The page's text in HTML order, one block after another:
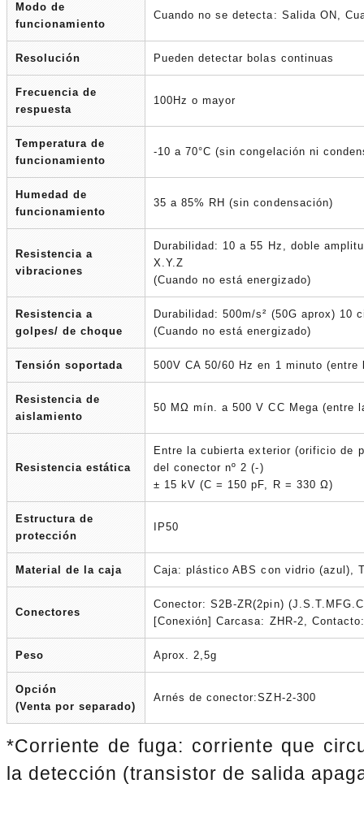
Modo de
funcionamiento
Cuando no se detecta: Salida ON,
Resolución Pueden detectar bolas continuas
Frecuencia de
respuesta
100Hz o mayor
Temperatura de
funcionamiento
-10 a 70°C (sin congelación ni
Humedad de
funcionamiento
35 a 85% RH (sin condensación)
Resistencia a
vibraciones
Durabilidad: 10 a 55 Hz, doble
X.Y.Z
(Cuando no está energizado)
Resistencia a
golpes/ de choque
Durabilidad: 500m/s² (50G aprox) 10
(Cuando no está energizado)
Tensión soportada 500V CA 50/60 Hz en 1 minuto
Resistencia de
aislamiento
50 MΩ mín. a 500 V CC Mega (entre
Resistencia estática
Entre la cubierta exterior (orificio de
del conector nº 2 (-)
± 15 kV (C = 150 pF, R = 330 Ω)
Estructura de
protección
IP50
Material de la caja Caja: plástico ABS con vidrio (azul),
Conectores
Conector: S2B-ZR(2pin)
[Conexión] Carcasa: ZHR-2,
Peso Aprox. 2,5g
Opción
(Venta por separado)
Arnés de conector:SZH-2-300
*Corriente de fuga: corriente que
la detección (transistor de salida